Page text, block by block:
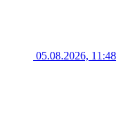
05.08.2026, 11:48